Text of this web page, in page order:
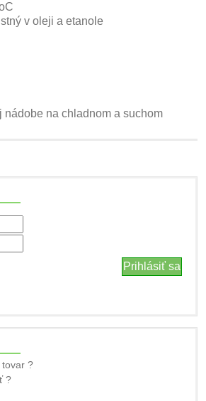
v oleji a etanole
nádobe na chladnom a suchom
tovar ?
?